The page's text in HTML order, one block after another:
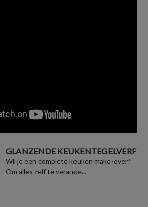
GLANZENDE KEUKENTEGELVERF
Wil je een complete keuken make-over?
Om alles zelf te verande...